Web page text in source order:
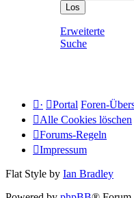
Erweiterte
Suche
· Portal Foren-
Alle Cookies löschen
Forums-Regeln
Impressum
Flat Style by Ian Bradley